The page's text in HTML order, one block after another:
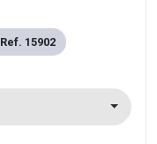
Ref. 15902